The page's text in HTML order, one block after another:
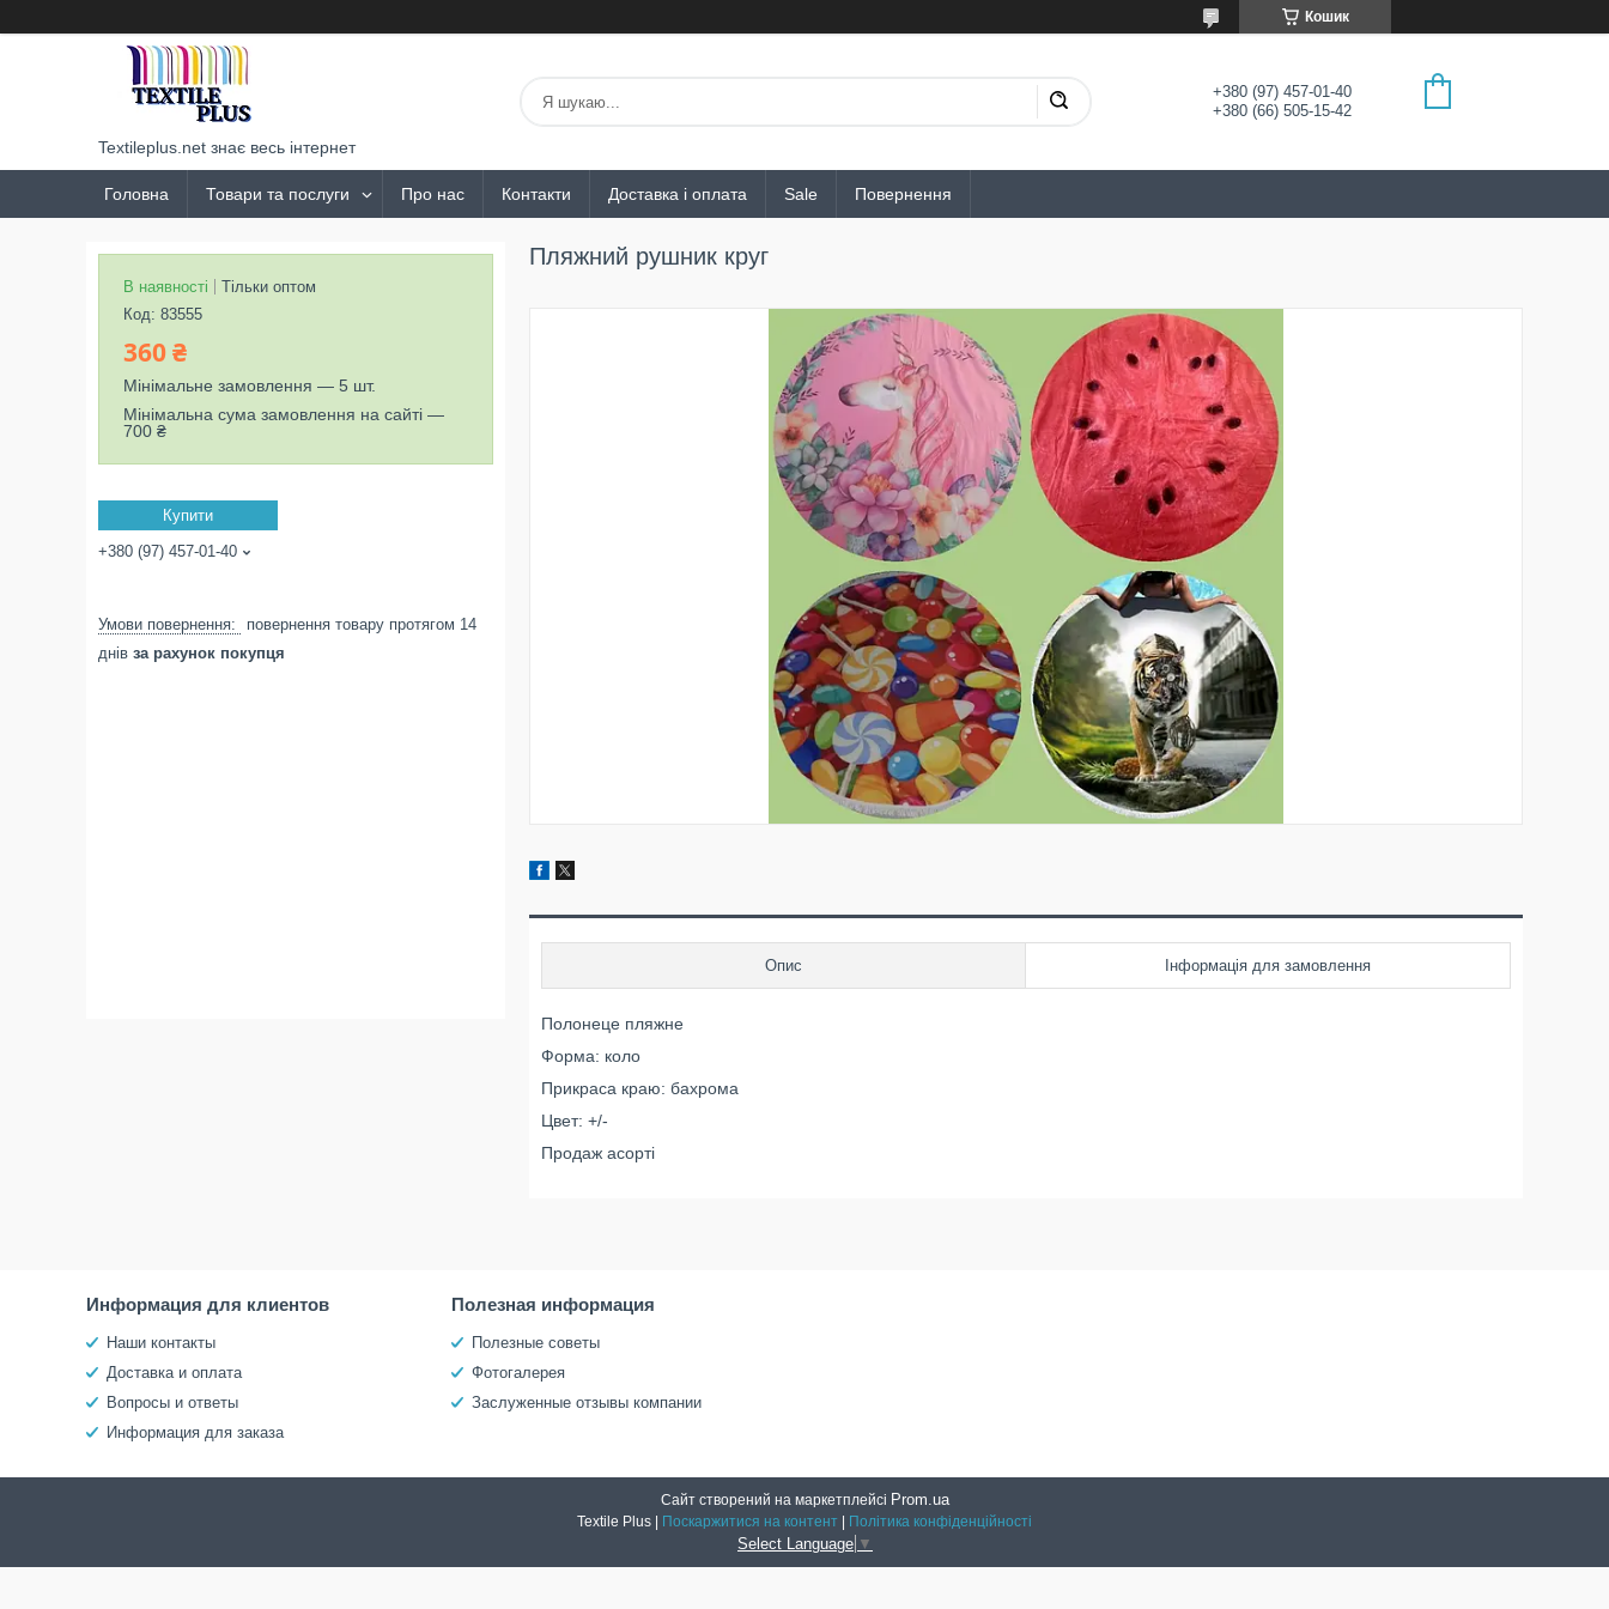
Кошик
Textileplus.net знає весь інтернет
+380 (97) 457-01-40
+380 (66) 505-15-42
Головна Товари та послуги Про нас Контакти Доставка і оплата Sale Повернення
Пляжний рушник круг
Опис Інформація для замовлення
Полонеце пляжне
Форма: коло
Прикраса краю: бахрома
Цвет: +/-
Продаж асорті
В наявності
Тільки оптом
Код: 83555
360 ₴
Мінімальне замовлення — 5 шт.
Мінімальна сума замовлення на сайті —
700 ₴
Купити
+380 (97) 457-01-40
повернення товару протягом 14
днів за рахунок покупця
Информация для клиентов
Наши контакты
Доставка и оплата
Вопросы и ответы
Информация для заказа
Полезная информация
Полезные советы
Фотогалерея
Заслуженные отзывы компании
Сайт створений на маркетплейсі Prom.ua
Поскаржитися на контент Політика конфіденційності
Select Language ▼